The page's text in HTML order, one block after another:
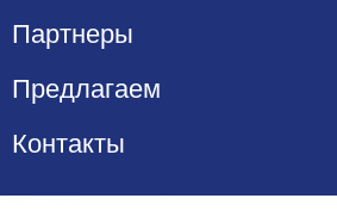
Партнеры
Предлагаем
Контакты